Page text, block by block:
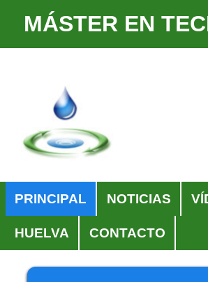
MÁSTER EN
contenido.
Saltar
Búsqueda
Avanzada…
PRINCIPAL NOTICIAS
HUELVA CONTACTO